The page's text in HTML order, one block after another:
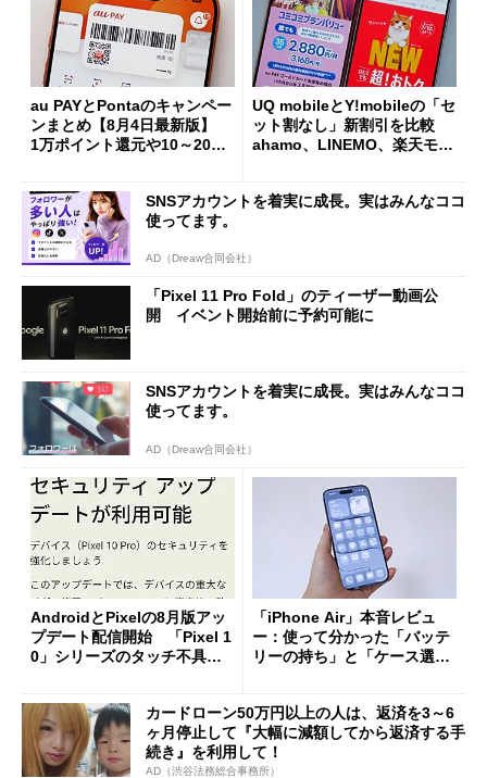
au PAYとPontaのキャンペー
ンまとめ【8月4日最新版】
1万ポイント還元や10～20％
UQ mobileとY!mobileの「セ
ット割なし」新割引を比較
ahamo、LINEMO、楽天モバ
SNSアカウントを着実に成長。実はみんなココ
使ってます。
AD（Dreaw合同会社）
「Pixel 11 Pro Fold」のティーザー動画公
開 イベント開始前に予約可能に
SNSアカウントを着実に成長。実はみんなココ
使ってます。
AD（Dreaw合同会社）
AndroidとPixelの8月版アッ
プデート配信開始 「Pixel 1
0」シリーズのタッチ不具合
「iPhone Air」本音レビュ
ー：使って分かった「バッテ
リーの持ち」と「ケース選
カードローン50万円以上の人は、返済を3～6
ヶ月停止して『大幅に減額してから返済する手
続き』を利用して！
AD（渋谷法務総合事務所）